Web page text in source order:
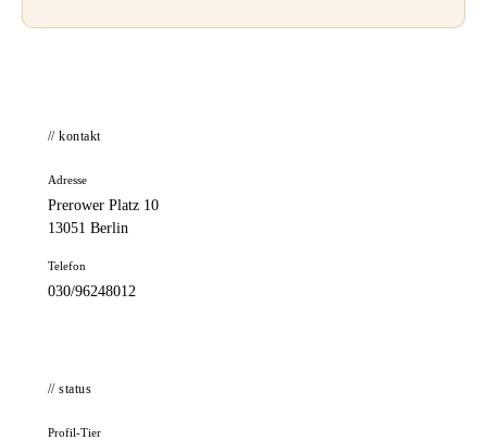
// kontakt
Adresse
Prerower Platz 10
13051 Berlin
Telefon
030/96248012
// status
Profil-Tier